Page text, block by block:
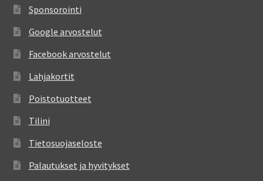
Sponsorointi
Google arvostelut
Facebook arvostelut
Lahjakortit
Poistotuotteet
Tilini
Tietosuojaseloste
Palautukset ja hyvitykset